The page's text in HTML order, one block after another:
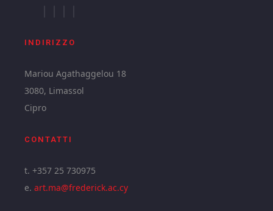
INDIRIZZO
Mariou Agathaggelou 18
3080, Limassol
Cipro
CONTATTI
t. +357 25 730975
e.art.ma@frederick.ac.cy